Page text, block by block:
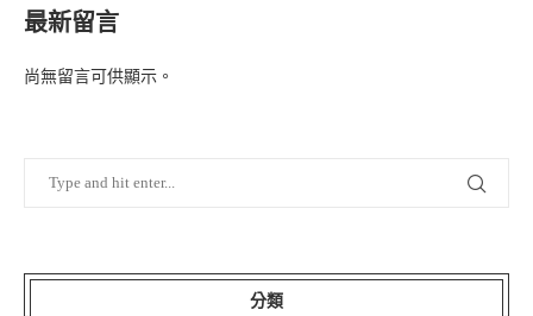
最新留言
尚無留言可供顯示。
分類